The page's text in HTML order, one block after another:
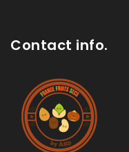
Contact info.